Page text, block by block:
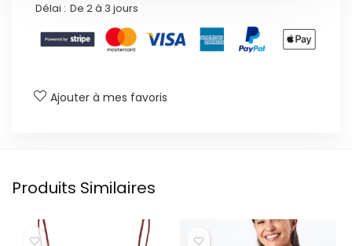
Délai : De 2 à 3 jours
Ajouter à mes favoris
Produits Similaires